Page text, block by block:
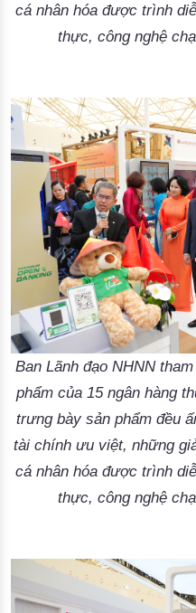
cá nhân hóa được trình
thực, công nghệ
Ban Lãnh đạo NHNN
phẩm của 15 ngân hàng
trưng bày sản phẩm đều
tài chính ưu việt, những
cá nhân hóa được trình
thực, công nghệ